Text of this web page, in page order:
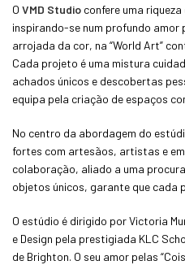
O VMD Studio confere uma
inspirando-se num profundo
arrojada da cor, na “World Art”
Cada projeto é uma mistura
achados únicos e descobertas
equipa pela criação de espaços
No centro da abordagem do
fortes com artesãos, artistas e
colaboração, aliado a uma
objetos únicos, garante que cada
O estúdio é dirigido por Victoria
e Design pela prestigiada KLC
de Brighton. O seu amor pelas